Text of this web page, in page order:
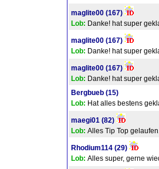
maglite00 (167)
Lob: Danke! hat super
maglite00 (167)
Lob: Danke! hat super
maglite00 (167)
Lob: Danke! hat super
Bergbueb (15)
Lob: Hat alles bestens
maegi01 (82)
Lob: Alles Tip Top
Rhodium114 (29)
Lob: Alles super, gerne